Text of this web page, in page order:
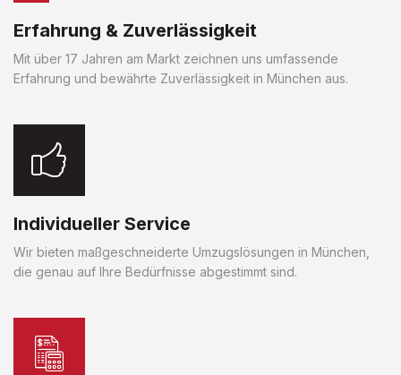
Erfahrung & Zuverlässigkeit
Mit über 17 Jahren am Markt zeichnen uns umfassende
Erfahrung und bewährte Zuverlässigkeit in München aus.
Individueller Service
Wir bieten maßgeschneiderte Umzugslösungen in München,
die genau auf Ihre Bedürfnisse abgestimmt sind.